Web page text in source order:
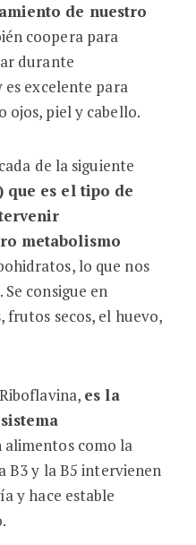
de nuestro
coopera para
durante
excelente para
ojos, piel y cabello.
de la siguiente
que es el tipo de
metabolismo
lo que nos
consigue en
frutos secos, el huevo,
es la
alimentos como la
B3 y la B5 intervienen
y hace estable